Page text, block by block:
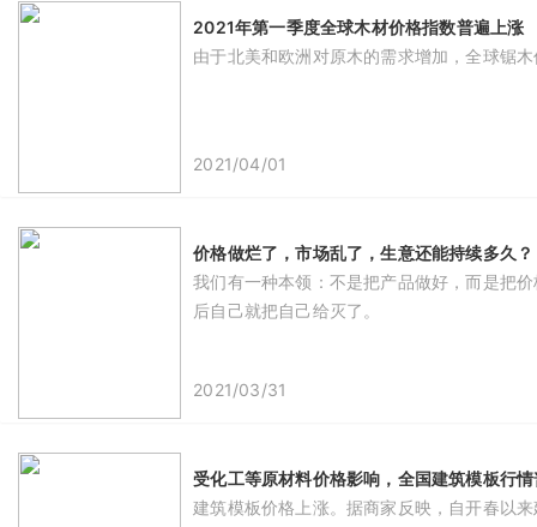
2021年第一季度全球木材价格指数普遍上涨
由于北美和欧洲对原木的需求增加，全球锯
2021/04/01
价格做烂了，市场乱了，生意还能持续多久？
我们有一种本领：不是把产品做好，而是把
后自己就把自己给灭了。
2021/03/31
受化工等原材料价格影响，全国建筑模板行
建筑模板价格上涨。据商家反映，自开春以